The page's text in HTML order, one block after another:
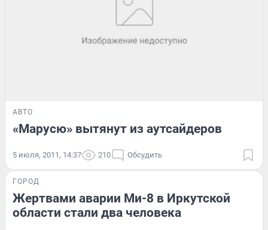
АВТО
«Марусю» вытянут из аутсайдеров
5 июля, 2011, 14:37 210 Обсудить
ГОРОД
Жертвами аварии Ми-8 в Иркутской
области стали два человека